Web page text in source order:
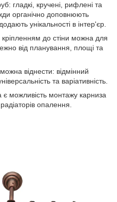
гладкі, кручені, рифлені та
органічно доповнюють
унікальності в інтер'єр.
кріпленням до стіни можна для
від планування, площі та
віднести: відмінний
та варіативність.
можливість монтажу карниза
радіаторів опалення.